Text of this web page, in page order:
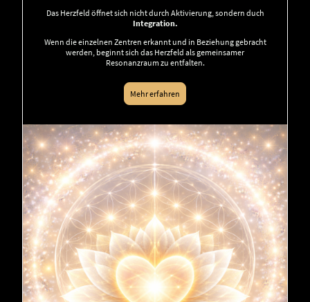
Das Herzfeld öffnet sich nicht durch Aktivierung, sondern duch
Integration.
Wenn die einzelnen Zentren erkannt und in Beziehung gebracht
werden, beginnt sich das Herzfeld als gemeinsamer
Resonanzraum zu entfalten.
Mehr erfahren